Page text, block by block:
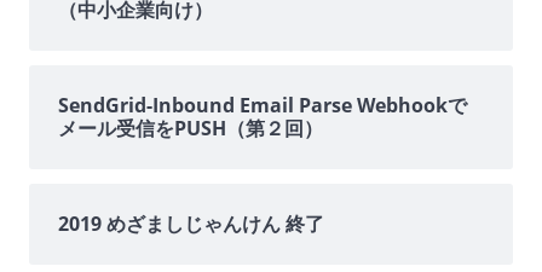
（中小企業向け）
SendGrid-Inbound Email Parse Webhookで
メール受信をPUSH（第２回）
2019 めざましじゃんけん 終了